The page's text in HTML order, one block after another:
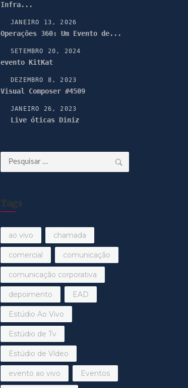
Infra...
JANEIRO 13, 2026
Operações 360: Um Evento de...
SETEMBRO 20, 2024
evento KitKat
DEZEMBRO 8, 2023
Visual Composer #4509
JANEIRO 26, 2023
Live óticas Diniz
Pesquisar
por:
Tags
ao vivo chamada
comercial comunicação
comunicação corporativa
depoimento EAD
Estúdio Ao Vivo
Estúdio de Tv
Estúdio de Vídeo
evento ao vivo Eventos